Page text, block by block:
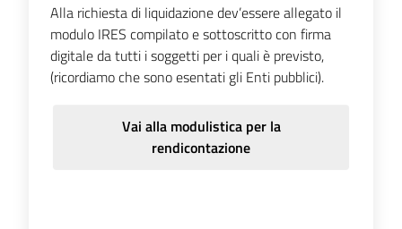
Leggi Atti Bandi
Alla richiesta di liquidazione dev’essere allegato il
modulo IRES compilato e sottoscritto con firma
digitale da tutti i soggetti per i quali è previsto,
(ricordiamo che sono esentati gli Enti pubblici).
Vai alla modulistica per la
rendicontazione